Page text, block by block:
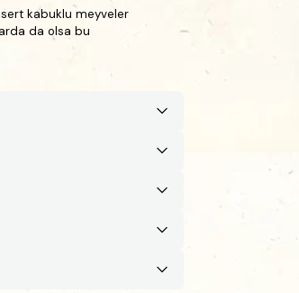
kabuklu meyveler
da olsa bu